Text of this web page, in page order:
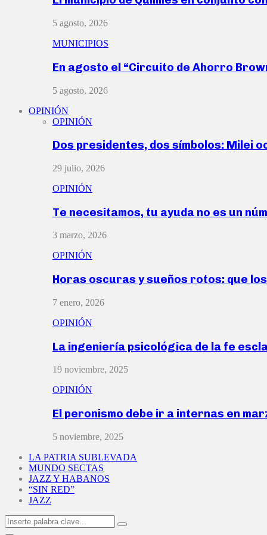
5 agosto, 2026
MUNICIPIOS
En agosto el “Circuito de Ahorro
5 agosto, 2026
OPINIÓN
OPINIÓN
Dos presidentes, dos símbolos: Milei
29 julio, 2026
OPINIÓN
Te necesitamos, tu ayuda no es un
3 marzo, 2026
OPINIÓN
Horas oscuras y sueños rotos: que
7 enero, 2026
OPINIÓN
La ingeniería psicológica de la fe
19 noviembre, 2025
OPINIÓN
El peronismo debe ir a internas en
5 noviembre, 2025
LA PATRIA SUBLEVADA
MUNDO SECTAS
JAZZ Y HABANOS
“SIN RED”
JAZZ
Search
for:
Search